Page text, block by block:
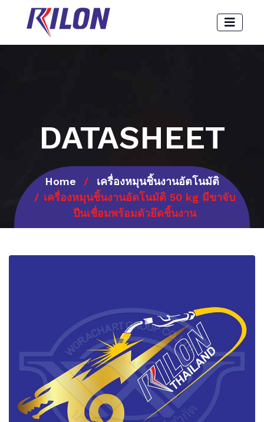
DATASHEET
Home
เครื่องหมุนชิ้นงานอัตโนมัติ
เครื่องหมุนชิ้นงานอัตโนมัติ 50 kg มีขาจับ
ปืนเชื่อมพร้อมตัวยึดชิ้นงาน